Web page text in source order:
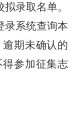
拟录取名单。
录系统查询本
期未确认的
参加征集志